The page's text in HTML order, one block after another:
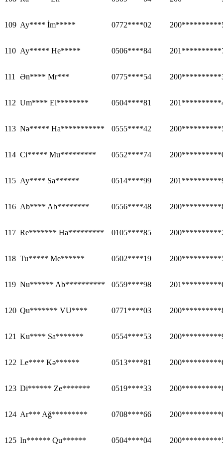
109 Ay**** İm***** 0772****02
110 Ay***** He***** 0506****84
111 Ən**** Mr*** 0775****54
112 Um**** El******** 0504****81
113 Nə***** Ha*********** 0555****42
114 Ci***** Mu********* 0552****74
115 Ay**** Sa****** 0514****99
116 Ab**** Ab******** 0556****48
117 Re******* Ha********* 0105****85
118 Tu***** Me****** 0502****19
119 Nu****** Ab********** 0559****98
120 Qu******* VU**** 0771****03
121 Ku**** Sa******* 0554****53
122 Le**** Kə****** 0513****81
123 Di****** Ze******* 0519****33
124 Ar*** Ağ********* 0708****66
125 In****** Qu****** 0504****04